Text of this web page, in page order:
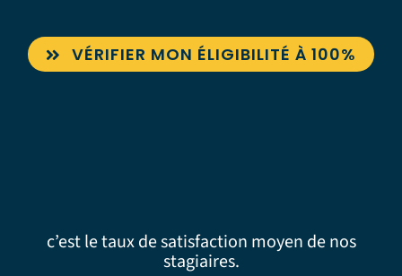
VÉRIFIER MON ÉLIGIBILITÉ À 100%
c’est le taux de satisfaction moyen de nos
stagiaires.